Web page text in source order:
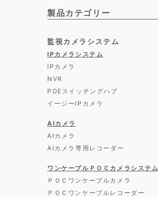
製品カテゴリー
監視カメラシステム
IPカメラシステム
IPカメラ
NVR
POEスイッチングハブ
イージーIPカメラ
AIカメラ
AIカメラ
AIカメラ専用レコーダー
ワンケーブルＰＯＣカメラシステム
ＰＯＣワンケーブルカメラ
ＰＯＣワンケーブルレコーダー